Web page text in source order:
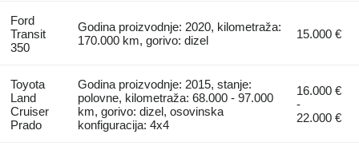
Ford
Transit
350
Godina proizvodnje: 2020, kilometraža:
170.000 km, gorivo: dizel
15.000 €
Toyota
Land
Cruiser
Prado
Godina proizvodnje: 2015, stanje:
polovne, kilometraža: 68.000 - 97.000
km, gorivo: dizel, osovinska
konfiguracija: 4x4
16.000 €
-
22.000 €